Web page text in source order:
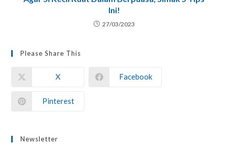
Ini!
27/03/2023
Please Share This
X Facebook
Pinterest
Newsletter